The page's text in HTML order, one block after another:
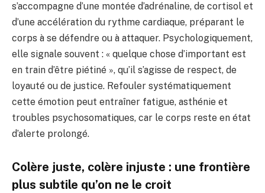
s’accompagne d’une montée d’adrénaline, de cortisol et
d’une accélération du rythme cardiaque, préparant le
corps à se défendre ou à attaquer. Psychologiquement,
elle signale souvent : « quelque chose d’important est
en train d’être piétiné », qu’il s’agisse de respect, de
loyauté ou de justice. Refouler systématiquement
cette émotion peut entraîner fatigue, asthénie et
troubles psychosomatiques, car le corps reste en état
d’alerte prolongé.
Colère juste, colère injuste : une frontière
plus subtile qu’on ne le croit